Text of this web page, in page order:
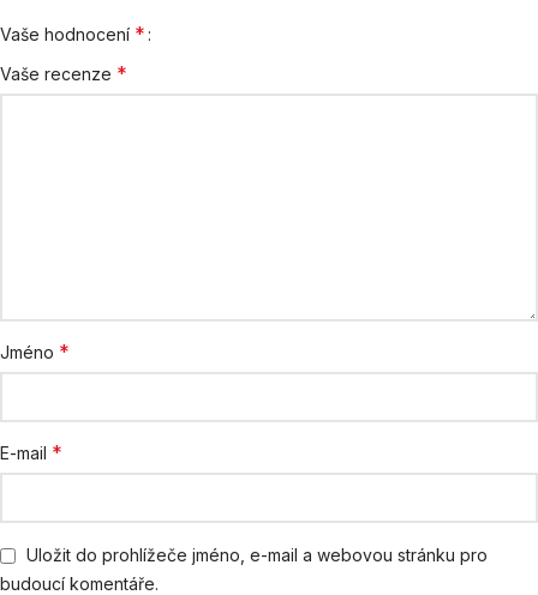
Vaše hodnocení *
Vaše recenze *
Jméno *
E-mail *
Uložit do prohlížeče jméno, e-mail a webovou stránku pro
budoucí komentáře.